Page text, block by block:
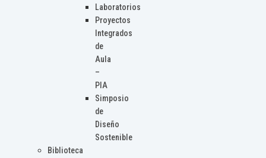
Laboratorios
Proyectos
Integrados
de
Aula
–
PIA
Simposio
de
Diseño
Sostenible
Biblioteca